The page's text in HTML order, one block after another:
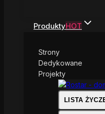
ProduktyHOT
Strony
Dedykowane
Projekty
LISTA